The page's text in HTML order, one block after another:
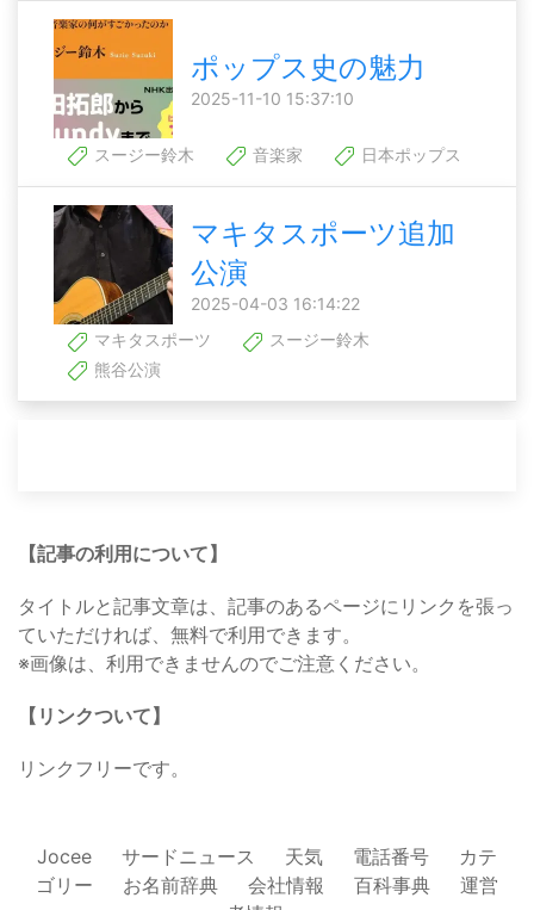
ポップス史の魅力
2025-11-10 15:37:10
スージー鈴木 音楽家 日本ポップス
マキタスポーツ追加
公演
2025-04-03 16:14:22
マキタスポーツ
スージー鈴木
熊谷公演
【記事の利用について】
タイトルと記事文章は、記事のあるページにリンクを張っ
ていただければ、無料で利用できます。
※画像は、利用できませんのでご注意ください。
【リンクついて】
リンクフリーです。
Jocee サードニュース 天気 電話番号
カテ
ゴリー
お名前辞典 会社情報 百科事典
運営